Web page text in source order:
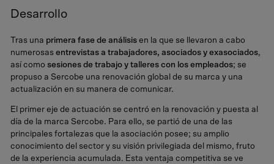
Desarrollo
Tras una primera fase de análisis en la que se llevaron a cabo
numerosas entrevistas a trabajadores, asociados y exasociados,
así como sesiones de trabajo y talleres con los empleados; se
propuso a Sercobe una renovación global de su marca y una
actualización en su manera de comunicar.
El primer eje de actuación se centró en la renovación y puesta al
día de la marca Sercobe. Para ello, se partió de una de las
principales fortalezas que la asociación posee; su amplio
conocimiento del sector y su visión privilegiada del mismo, fruto
de la experiencia acumulada. Esta ventaja competitiva se ve